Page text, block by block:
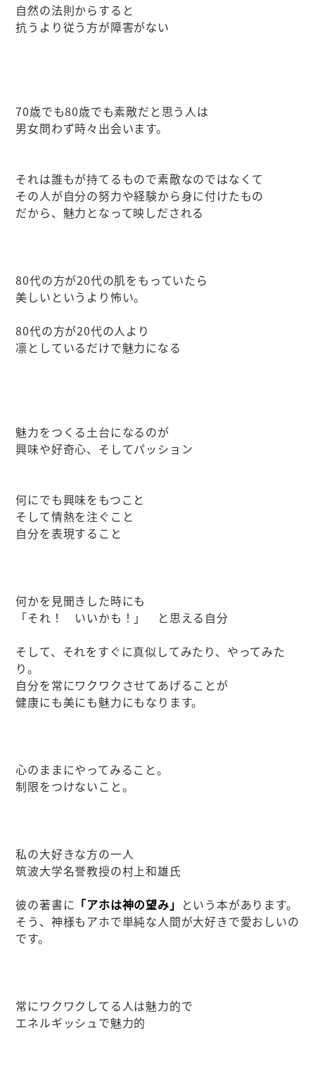
自然の法則からすると
抗うより従う方が障害がない
70歳でも80歳でも素敵だと思う人は
男女問わず時々出会います。
それは誰もが持てるもので素敵なのではなくて
その人が自分の努力や経験から身に付けたもの
だから、魅力となって映しだされる
80代の方が20代の肌をもっていたら
美しいというより怖い。
80代の方が20代の人より
凛としているだけで魅力になる
魅力をつくる土台になるのが
興味や好奇心、そしてパッション
何にでも興味をもつこと
そして情熱を注ぐこと
自分を表現すること
何かを見聞きした時にも
「それ！ いいかも！」 と思える自分
そして、それをすぐに真似してみたり、やってみた
り。
自分を常にワクワクさせてあげることが
健康にも美にも魅力にもなります。
心のままにやってみること。
制限をつけないこと。
私の大好きな方の一人
筑波大学名誉教授の村上和雄氏
彼の著書に 「アホは神の望み」 という本があります。
そう、神様もアホで単純な人間が大好きで愛おしいの
です。
常にワクワクしてる人は魅力的で
エネルギッシュで魅力的